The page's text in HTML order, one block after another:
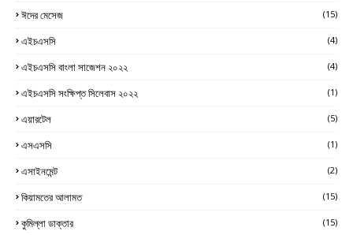
ঈদের মেসেজ (15)
এইচএসসি (4)
এইচএসসি বাংলা সাজেশন ২০২২ (4)
এইচএসসি সংক্ষিপ্ত সিলেবাস ২০২২ (1)
এয়ারটেল (5)
এসএসসি (1)
এসাইনমেন্ট (2)
কিয়ামতের আলামত (15)
কুমিল্লা ডাক্তার (15)